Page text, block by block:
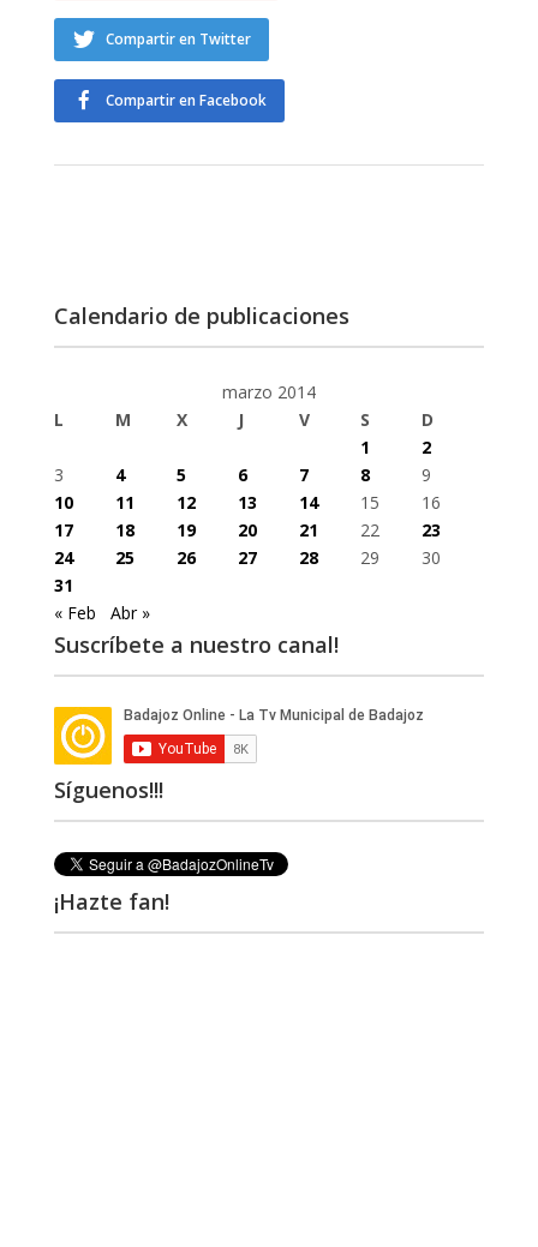
Compartir en Twitter
Compartir en Facebook
Calendario de publicaciones
marzo 2014
L
M X J V S
D
1
2
3
4 5 6 7 8
9
10
11 12 13 14 15
16
17
18 19 20 21 22
23
24
25 26 27 28 29
30
31
« Feb
Abr »
Suscríbete a nuestro canal!
Síguenos!!!
¡Hazte fan!